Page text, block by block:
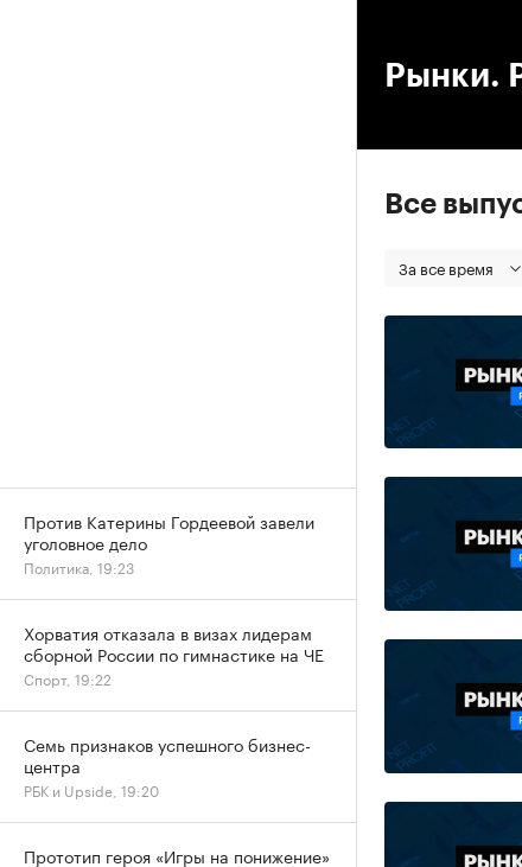
Рынки.
Все
За все время
Против Катерины Гордеевой завели
уголовное дело
Политика, 19:23
Хорватия отказала в визах лидерам
сборной России по гимнастике на ЧЕ
Спорт, 19:22
Семь признаков успешного бизнес-
центра
РБК и Upside, 19:20
Прототип героя «Игры на понижение»